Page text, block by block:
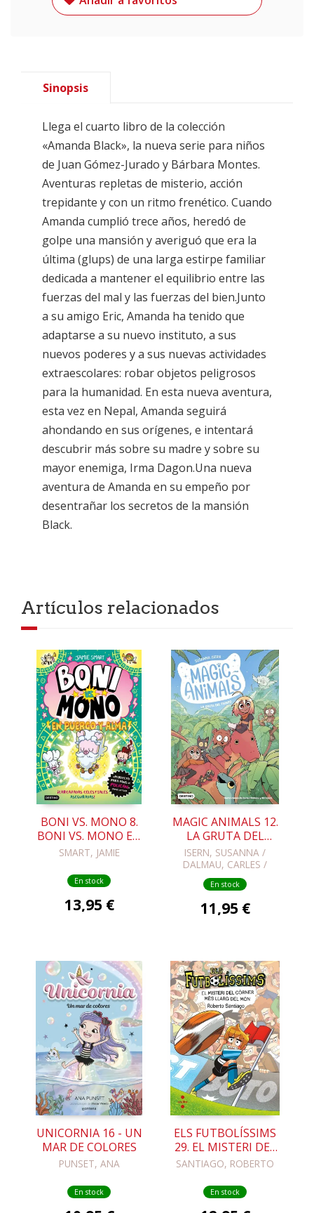
Sinopsis
Llega el cuarto libro de la colección
«Amanda Black», la nueva serie para niños
de Juan Gómez-Jurado y Bárbara Montes.
Aventuras repletas de misterio, acción
trepidante y con un ritmo frenético. Cuando
Amanda cumplió trece años, heredó de
golpe una mansión y averiguó que era la
última (glups) de una larga estirpe familiar
dedicada a mantener el equilibrio entre las
fuerzas del mal y las fuerzas del bien.Junto
a su amigo Eric, Amanda ha tenido que
adaptarse a su nuevo instituto, a sus
nuevos poderes y a sus nuevas actividades
extraescolares: robar objetos peligrosos
para la humanidad. En esta nueva aventura,
esta vez en Nepal, Amanda seguirá
ahondando en sus orígenes, e intentará
descubrir más sobre su madre y sobre su
mayor enemiga, Irma Dagon.Una nueva
aventura de Amanda en su empeño por
desentrañar los secretos de la mansión
Black.
Artículos relacionados
BONI VS. MONO 8.
BONI VS. MONO EN
PUERCO Y ALMA
SMART, JAMIE
En stock
13,95 €
MAGIC ANIMALS 12.
LA GRUTA DEL
TIEMPO
ISERN, SUSANNA /
DALMAU, CARLES /
LOPEZ, NIL
En stock
11,95 €
UNICORNIA 16 - UN
MAR DE COLORES
PUNSET, ANA
En stock
ELS FUTBOLÍSSIMS
29. EL MISTERI DEL
CÓRNER MÉS LLARG
SANTIAGO, ROBERTO
En stock